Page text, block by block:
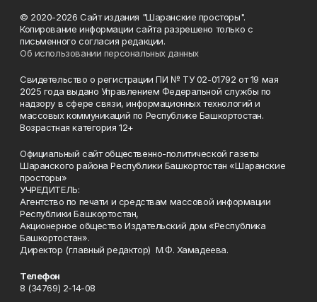
© 2020-2026 Сайт издания "Шаранские просторы".
Копирование информации сайта разрешено только с
письменного согласия редакции.
Об использовании персональных данных
Свидетельство о регистрации ПИ № ТУ 02-01792 от 19 мая
2025 года выдано Управлением Федеральной службы по
надзору в сфере связи, информационных технологий и
массовых коммуникаций по Республике Башкортостан.
Возрастная категория 12+
Официальный сайт общественно-политической газеты
Шаранского района Республики Башкортостан «Шаранские
просторы»
УЧРЕДИТЕЛЬ:
Агентство по печати и средствам массовой информации
Республики Башкортостан,
Акционерное общество Издательский дом «Республика
Башкортостан».
Директор (главный редактор) М.Ф. Хамадеева.
Телефон
8 (34769) 2-14-08